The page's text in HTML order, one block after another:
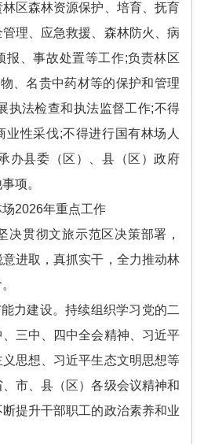
区森林资源保护、培育、抚育
理、应急救援、森林防火、病
报、事故处置等工作;负责林区
、名贵中药材等的保护和管理
执法检查和执法监督工作;不得
业性采伐;不得进行国有林场人
办县委（区）、县（区）政府
项。
场2026年重点工作
决贯彻文旅示范区决策部署，
进取，真抓实干，全力推动林
力建设。持续组织学习党的二
三中、四中全会精神、习近平
思想、习近平生态文明思想等
市、县（区）各级会议精神和
提升干部职工的政治素养和业